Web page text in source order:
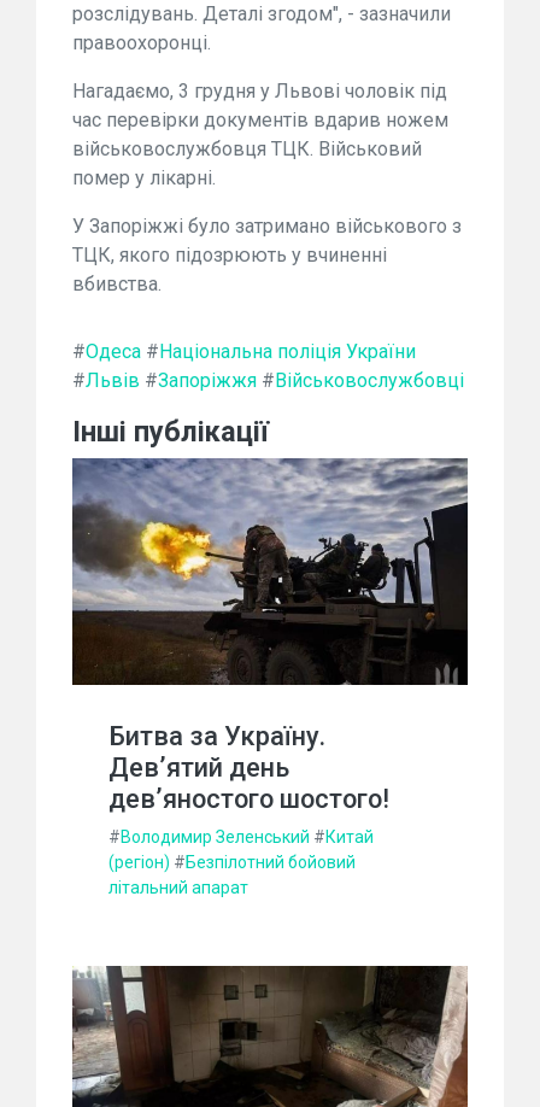
розслідувань. Деталі згодом", - зазначили
правоохоронці.
Нагадаємо, 3 грудня у Львові чоловік під
час перевірки документів вдарив ножем
військовослужбовця ТЦК. Військовий
помер у лікарні.
У Запоріжжі було затримано військового з
ТЦК, якого підозрюють у вчиненні
вбивства.
#Одеса #Національна поліція України
#Львів #Запоріжжя #Військовослужбовці
Інші публікації
Битва за Україну.
Дев’ятий день
дев’яностого шостого!
#Володимир Зеленський #Китай
(регіон) #Безпілотний бойовий
літальний апарат